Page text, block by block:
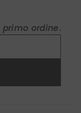
primo ordine.